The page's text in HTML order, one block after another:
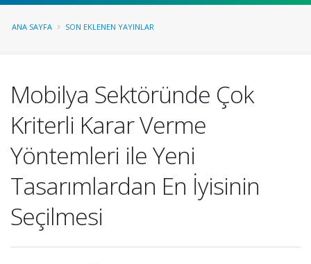
ANA SAYFA SON EKLENEN YAYINLAR
Mobilya Sektöründe Çok
Kriterli Karar Verme
Yöntemleri ile Yeni
Tasarımlardan En İyisinin
Seçilmesi